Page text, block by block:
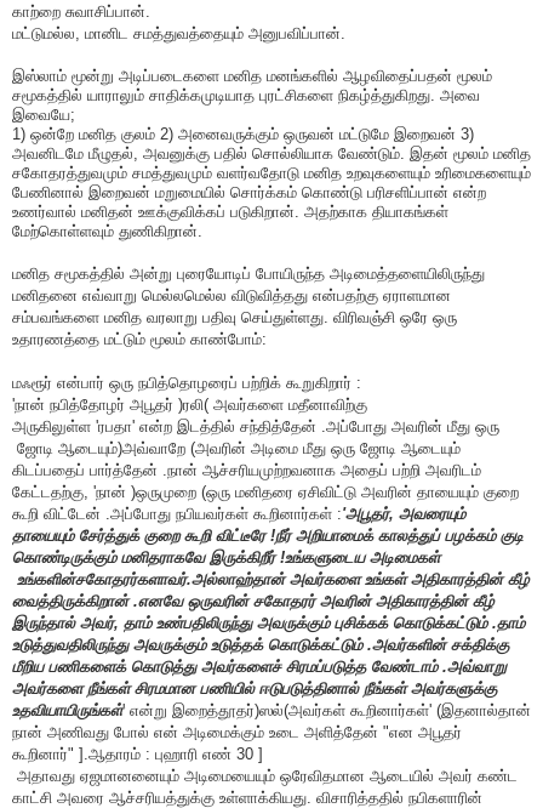
காற்றை சுவாசிப்பான்.
மட்டுமல்ல, மானிட சமத்துவத்தையும் அனுபவிப்பான்.
இஸ்லாம் மூன்று அடிப்படைகளை மனித மனங்களில் ஆழவிதைப்பதன் மூலம்
சமூகத்தில் யாராலும் சாதிக்கமுடியாத புரட்சிகளை நிகழ்த்துகிறது. அவை
இவையே;
1) ஒன்றே மனித குலம் 2) அனைவருக்கும் ஒருவன் மட்டுமே இறைவன் 3)
அவனிடமே மீழுதல், அவனுக்கு பதில் சொல்லியாக வேண்டும். இதன் மூலம் மனித
சகோதரத்துவமும் சமத்துவமும் வளர்வதோடு மனித உறவுகளையும் உரிமைகளையும்
பேணினால் இறைவன் மறுமையில் சொர்க்கம் கொண்டு பரிசளிப்பான் என்ற
உணர்வால் மனிதன் ஊக்குவிக்கப் படுகிறான். அதற்காக தியாகங்கள்
மேற்கொள்ளவும் துணிகிறான்.
மனித சமூகத்தில் அன்று புரையோடிப் போயிருந்த அடிமைத்தளையிலிருந்து
மனிதனை எவ்வாறு மெல்லமெல்ல விடுவித்தது என்பதற்கு ஏராளமான
சம்பவங்களை மனித வரலாறு பதிவு செய்துள்ளது. விரிவஞ்சி ஒரே ஒரு
உதாரணத்தை மட்டும் மூலம் காண்போம்:
மஃரூர் என்பார் ஒரு நபித்தொழரைப் பற்றிக் கூறுகிறார் :
'நான் நபித்தோழர் அபூதர் (ரலி) அவர்களை மதீனாவிற்கு
அருகிலுள்ள 'ரபதா' என்ற இடத்தில் சந்தித்தேன் அப்போது அவரின் மீது ஒரு
ஜோடி ஆடையும்(அவ்வாறே )அவரின் அடிமை மீது ஒரு ஜோடி ஆடையும்
கிடப்பதைப் பார்த்தேன் நான் ஆச்சரியமுற்றவனாக அதைப் பற்றி அவரிடம்
கேட்டதற்கு , 'நான் (ஒருமுறை )ஒரு மனிதரை ஏசிவிட்டு அவரின் தாயையும் குறை
கூறி விட்டேன் அப்போது நபியவர்கள் கூறினார்கள் :'அபூதர், அவரையும்
தாயையும் சேர்த்துக் குறை கூறி விட்டீரே!நீர் அறியாமைக் காலத்துப் பழக்கம் குடி
கொண்டிருக்கும் மனிதராகவே இருக்கிறீர்!உங்களுடைய அடிமைகள்
உங்களின்சகோதரர்களாவர்.அல்லாஹ்தான் அவர்களை உங்கள் அதிகாரத்தின் கீழ்
வைத்திருக்கிறான்.எனவே ஒருவரின் சகோதரர் அவரின் அதிகாரத்தின் கீழ்
இருந்தால் அவர், தாம் உண்பதிலிருந்து அவருக்கும் புசிக்கக் கொடுக்கட்டும்.தாம்
உடுத்துவதிலிருந்து அவருக்கும் உடுத்தக் கொடுக்கட்டும்.அவர்களின் சக்திக்கு
மீறிய பணிகளைக் கொடுத்து அவர்களைச் சிரமப்படுத்த வேண்டாம்.அவ்வாறு
அவர்களை நீங்கள் சிரமமான பணியில் ஈடுபடுத்தினால் நீங்கள் அவர்களுக்கு
உதவியாயிருங்கள்' என்று இறைத்தூதர்(ஸல்)அவர்கள் கூறினார்கள்' (இதனால்தான்
நான் அணிவது போல் என் அடிமைக்கும் உடை அளித்தேன் "என அபூதர்
கூறினார்" .[ ஆதாரம் : புஹாரி எண் 30 ]
அதாவது ஏஜமானனையும் அடிமையையும் ஒரேவிதமான ஆடையில் அவர் கண்ட
காட்சி அவரை ஆச்சரியத்துக்கு உள்ளாக்கியது. விசாரித்ததில் நபிகளாரின்